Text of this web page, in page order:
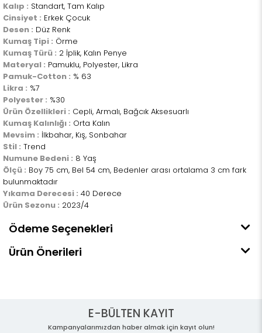
Kalıp : Standart, Tam Kalıp
Cinsiyet : Erkek Çocuk
Desen : Düz Renk
Kumaş Tipi : Örme
Kumaş Türü : 2 İplik, Kalın Penye
Materyal : Pamuklu, Polyester, Likra
Pamuk-Cotton : % 63
Likra : %7
Polyester : %30
Ürün Özellikleri : Cepli, Armalı, Bağcık Aksesuarlı
Kumaş Kalınlığı : Orta Kalın
Mevsim : İlkbahar, Kış, Sonbahar
Stil : Trend
Numune Bedeni : 8 Yaş
Ölçü : Boy 75 cm, Bel 54 cm, Bedenler arası ortalama 3 cm fark
bulunmaktadır
Yıkama Derecesi : 40 Derece
Ürün Sezonu : 2023/4
Ödeme Seçenekleri
Ürün Önerileri
E-BÜLTEN KAYIT
Kampanyalarımızdan haber almak için kayıt olun!